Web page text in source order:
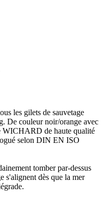
les gilets de sauvetage
De couleur noir/orange avec
WICHARD de haute qualité
selon DIN EN ISO
tomber par-dessus
s'alignent dès que la mer